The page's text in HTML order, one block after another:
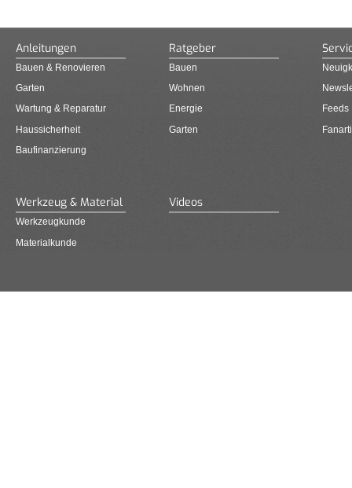
Anleitungen
Bauen & Renovieren
Garten
Wartung & Reparatur
Haussicherheit
Baufinanzierung
Ratgeber
Bauen
Wohnen
Energie
Garten
Feeds
Werkzeug & Material
Werkzeugkunde
Materialkunde
Videos